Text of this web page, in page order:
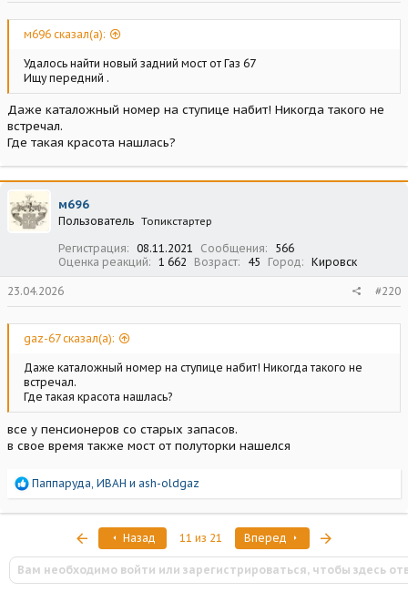
м696 сказал(а):
Удалось найти новый задний мост от Газ 67
Ищу передний .
Даже каталожный номер на ступице набит! Никогда такого не
встречал.
Где такая красота нашлась?
м696
Пользователь Топикстартер
Регистрация 08.11.2021 Сообщения
566
Оценка реакций
1 662 Возраст 45 Город Кировск
23.04.2026 #220
gaz-67 сказал(а):
Даже каталожный номер на ступице набит! Никогда такого не
встречал.
Где такая красота нашлась?
все у пенсионеров со старых запасов.
в свое время также мост от полуторки нашелся
Р
а
и
и
:
Паппаруда ИВАН и ash-oldgaz
ПервыйНазад 11 из 21 Вперед
Вам необходимо войти или зарегистрироваться, чтобы здесь